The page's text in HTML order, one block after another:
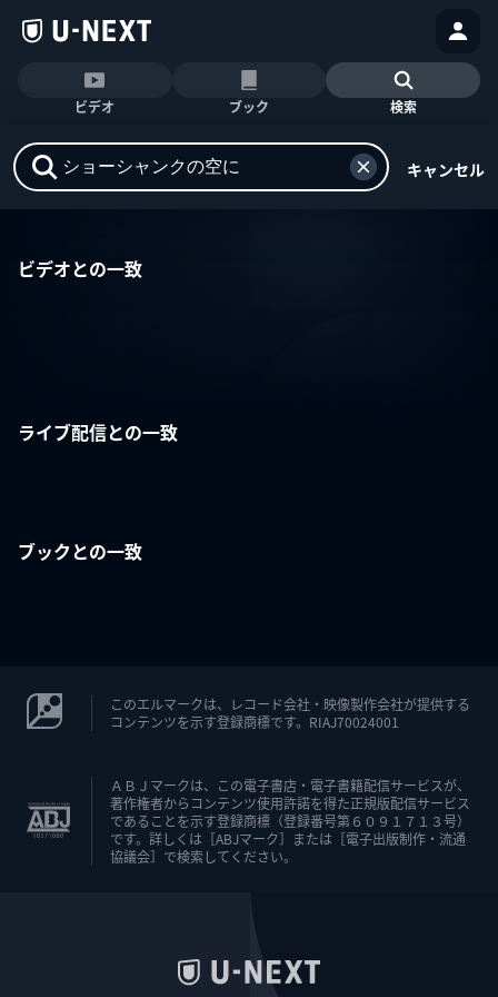
ビデオ ブック 検索
キャンセル
ビデオとの一致
ライブ配信との一致
ブックとの一致
このエルマークは、レコード会社・映像製作会社が提供する
コンテンツを示す登録商標です。RIAJ70024001
ＡＢＪマークは、この電子書店・電子書籍配信サービスが、
著作権者からコンテンツ使用許諾を得た正規版配信サービス
であることを示す登録商標（登録番号第６０９１７１３号）
です。詳しくは［ABJマーク］または［電子出版制作・流通
協議会］で検索してください。